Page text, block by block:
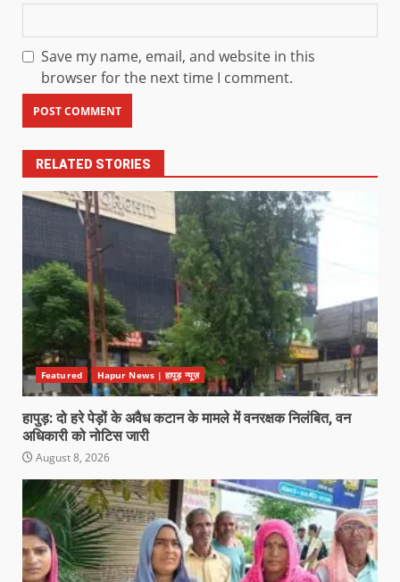
Save my name, email, and website in this
browser for the next time I comment.
RELATED STORIES
Featured Hapur News | हापुड़ न्यूज़
हापुड़: दो हरे पेड़ों के अवैध कटान के मामले में वनरक्षक निलंबित, वन
अधिकारी को नोटिस जारी
August 8, 2026